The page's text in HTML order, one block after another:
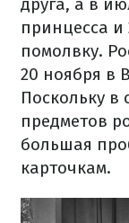
друга, а в
принцесса
помолвку.
20 ноября в
Поскольку в
предметов
большая
карточкам.